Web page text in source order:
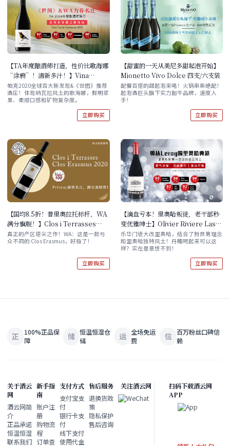
【TA年度酿酒师打造，性价比歌海娜
“涂鸦”！清新多汁！】Vina
Zorzal Garnacha 2023 单支/六支
原箱 酒云直采
帕克2020全球百大新发现&《世图》推荐
酒庄！体现纳瓦拉风土的歌海娜，鲜明浆
果、柔顺口感和矿物复杂度。
立即购买
【甜蜜的一天从美尼多甜起泡开始】
Mionetto Vivo Dolce 四支/六支装
配餐百搭的甜起泡来咯！火锅串串绝配！
起泡酒巨头旗下实力超牛品牌，速度入
手！
立即购买
【国均8.5折！普里奥拉托标杆，WA
满分旗舰！】Clos i Terrasses
Clos Erasmus 2020 现货
真正的产区塔尖之作！WA：这是一款与
众不同的 Clos Erasmus，好极了！
立即购买
【滴血亏本！里奥哈叛徒，老干部秒
变优雅绅士】Olivier Riviere Las
Vinas de Eusebio Vendimia
Seleccionada Rioja DOCa 2016
乐华门徒大改里奥哈，结合了勃艮第理念
和里奥哈独特风土！丹魄喝起来可以这
样？实在是意想不到！
立即购买
正
100%正品保
障
储 恒温恒湿仓
储
运 全场免运
费
信 百万粉丝口碑信
赖
关于酒云
网
酒云网简
介
正品承诺
恒温恒湿
联系我们
新手指
南
账户注
册
购物流
程
订单查
支付方式
支付宝支
付
银行卡支
付
线下支付
使用代金
售后服务
退换货政
策
隐私保护
售后咨询
关注酒云网
扫码下载酒云网
APP